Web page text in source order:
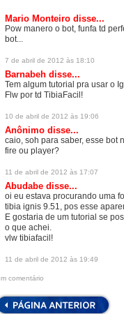
Mario Monteiro disse...
Pow manero o bot, funfa td
bot...
7 de abril de 2012 às 18:10
Barnabeh disse...
Tem algum tutorial pra usar o
Flw por td TibiaFacil!
10 de abril de 2012 às 19:06
Anônimo disse...
caio, soh para saber, esse bot
fire ou player?
11 de abril de 2012 às 17:07
Abudabe disse...
oi eu estava procurando uma
tibia ignis 9.51, pos esse
E gostaria de um tutorial se
o que achei.
vlw tibiafacil!
11 de abril de 2012 às 19:49
comentário